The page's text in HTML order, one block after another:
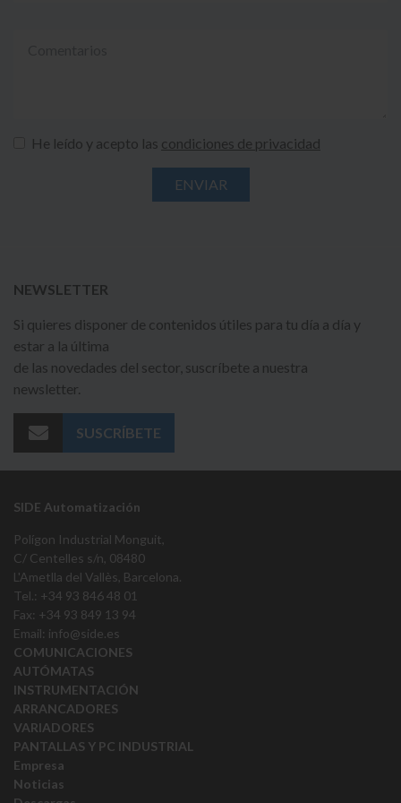
He leído y acepto las condiciones de privacidad
NEWSLETTER
Si quieres disponer de contenidos útiles para tu día a día y
estar a la última
de las novedades del sector, suscríbete a nuestra
newsletter.
SUSCRÍBETE
SIDE Automatización
Polígon Industrial Monguit,
C/ Centelles s/n, 08480
L'Ametlla del Vallès, Barcelona.
Tel.: +34 93 846 48 01
Fax: +34 93 849 13 94
Email: info@side.es
COMUNICACIONES
AUTÓMATAS
INSTRUMENTACIÓN
ARRANCADORES
VARIADORES
PANTALLAS Y PC INDUSTRIAL
Empresa
Noticias